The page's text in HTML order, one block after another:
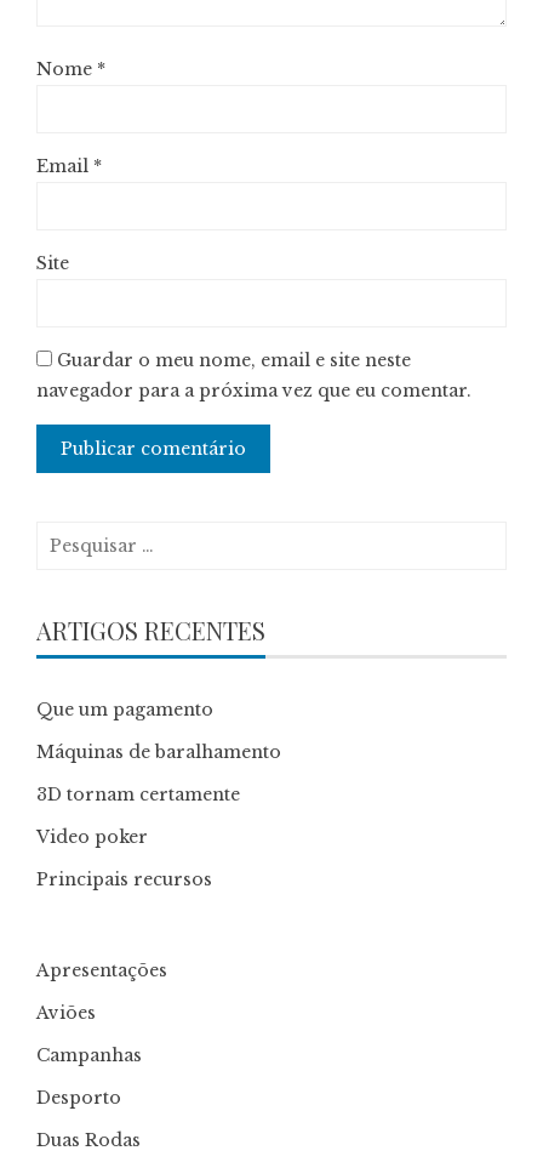
Nome *
Email *
Site
Guardar o meu nome, email e site neste
navegador para a próxima vez que eu comentar.
Pesquisar
ARTIGOS RECENTES
Que um pagamento
Máquinas de baralhamento
3D tornam certamente
Video poker
Principais recursos
Apresentações
Aviões
Campanhas
Desporto
Duas Rodas